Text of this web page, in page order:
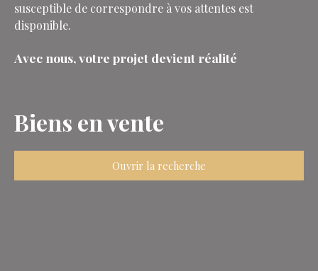
susceptible de correspondre à vos attentes est
disponible.
Avec nous, votre projet devient réalité
Biens en vente
Ouvrir la recherche